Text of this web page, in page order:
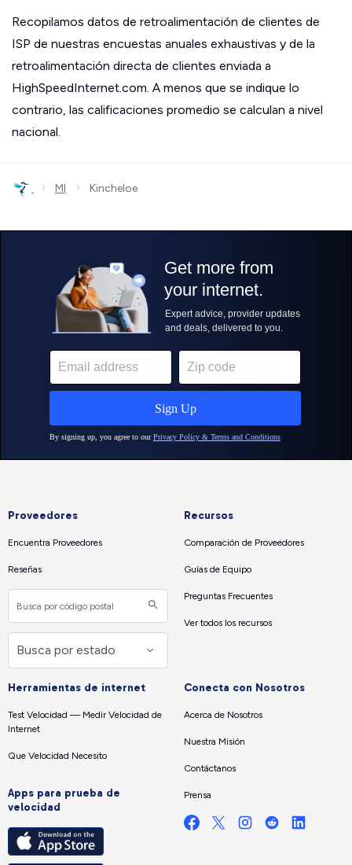
Recopilamos datos de retroalimentación de clientes de
ISP de nuestras encuestas anuales exhaustivas y de la
retroalimentación directa de clientes enviada a
HighSpeedInternet.com. A menos que se indique lo
contrario, las calificaciones promedio se calculan a nivel
nacional.
› MI › Kincheloe
Proveedores
Encuentra Proveedores
Reseñas
Recursos
Comparación de Proveedores
Guías de Equipo
Preguntas Frecuentes
Ver todos los recursos
Herramientas de internet
Test Velocidad — Medir Velocidad de
Internet
Que Velocidad Necesito
Apps para prueba de
velocidad
Conecta con Nosotros
Acerca de Nosotros
Nuestra Misión
Contáctanos
Prensa